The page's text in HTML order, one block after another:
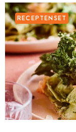
RECEPTENSET